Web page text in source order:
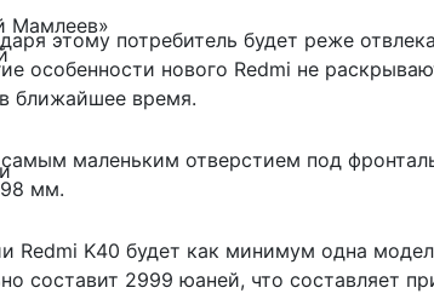
Мамлеев»
этому потребитель будет реже
особенности нового Redmi не
ближайшее время.
маленьким отверстием под
мм.
Redmi K40 будет как минимум одна
составит 2999 юаней, что составляет